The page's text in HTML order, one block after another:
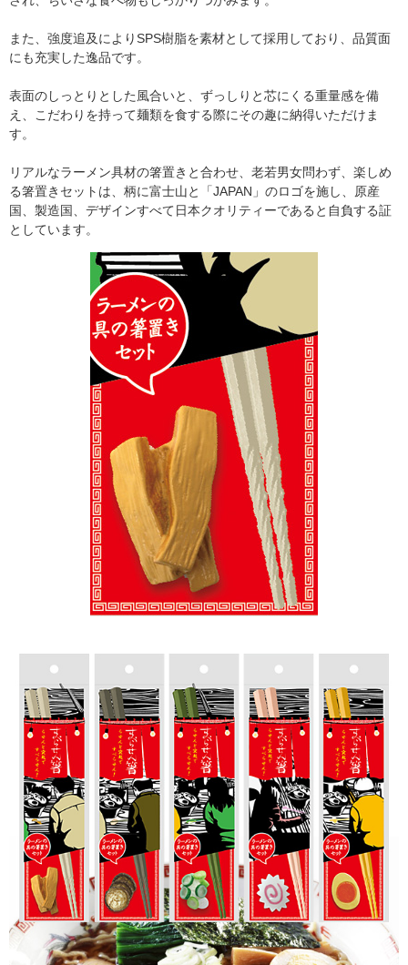
また、強度追及によりSPS樹脂を素材として採用しており、品質面
にも充実した逸品です。
表面のしっとりとした風合いと、ずっしりと芯にくる重量感を備
え、こだわりを持って麺類を食する際にその趣に納得いただけま
す。
リアルなラーメン具材の箸置きと合わせ、老若男女問わず、楽しめ
る箸置きセットは、柄に富士山と「JAPAN」のロゴを施し、原産
国、製造国、デザインすべて日本クオリティーであると自負する証
としています。